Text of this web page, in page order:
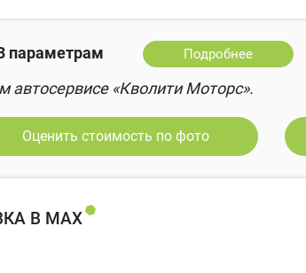
параметрам Подробнее
автосервисе «Кволити Моторс».
Оценить стоимость по фото
В MAX